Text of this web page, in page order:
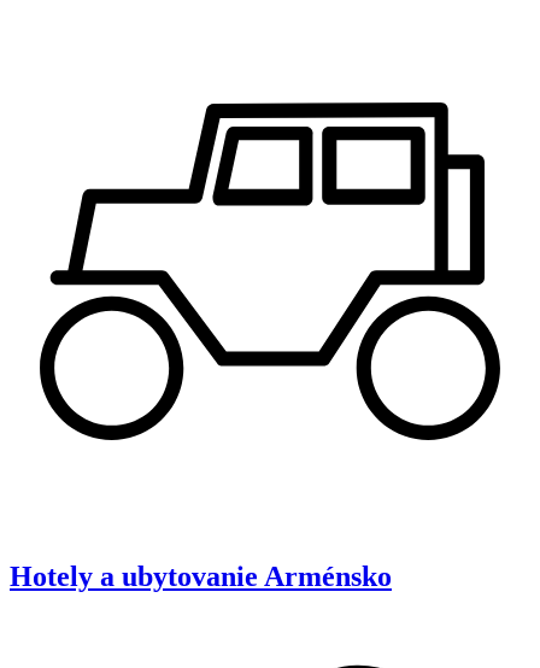
Hotely a ubytovanie Arménsko